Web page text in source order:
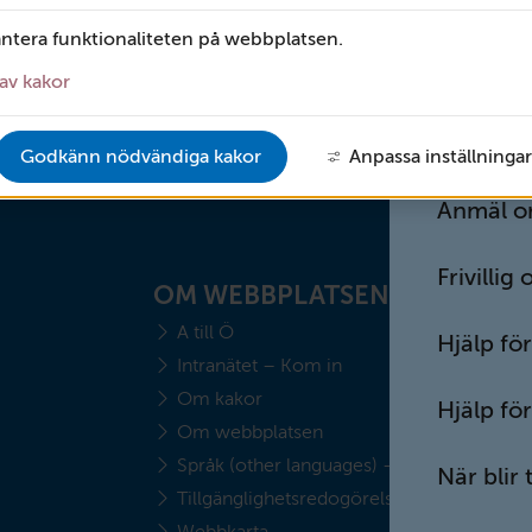
funktionaliteten på webbplatsen.
kakor
Godkänn nödvändiga kakor Anpassa inställningar
Anmäl
Frivillig
Hjälp
Hjälp
När blir
aktuellt och vem beslutar?
orolig för någon i din närhet
OM WEBBPLATSEN
A till Ö
Intranätet – Kom in
Om kakor
Om webbplatsen
Språk (other languages) - translate
Tillgänglighetsredogörelse